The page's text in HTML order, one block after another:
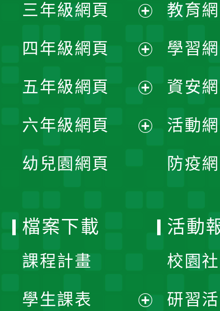
選
單
開
選
單
三年級網頁
開
選
單
四年級網頁
開
選
五年級網頁
開
六年級網頁
幼兒園網頁
教育
學習
資安
活動
防疫
檔案下載
課程計畫
學生課表
活動
校園
研習